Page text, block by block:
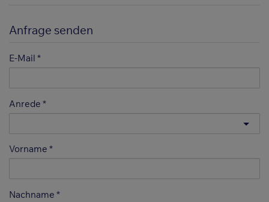
Anfrage senden
E-Mail
Anrede
Vorname
Nachname